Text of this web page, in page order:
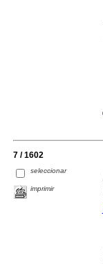
7 / 1602
seleccionar
imprimir